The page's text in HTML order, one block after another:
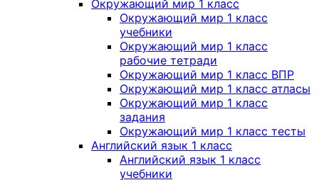
Окружающий мир 1 класс
Окружающий мир 1 класс
учебники
Окружающий мир 1 класс
рабочие тетради
Окружающий мир 1 класс ВПР
Окружающий мир 1 класс атласы
Окружающий мир 1 класс
задания
Окружающий мир 1 класс тесты
Английский язык 1 класс
Английский язык 1 класс
учебники